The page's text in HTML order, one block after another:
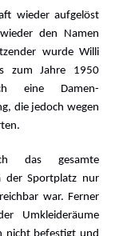
wieder aufgelöst
den Namen
wurde Willi
zum Jahre 1950
eine Damen-
die jedoch wegen
das gesamte
der Sportplatz nur
war. Ferner
Umkleideräume